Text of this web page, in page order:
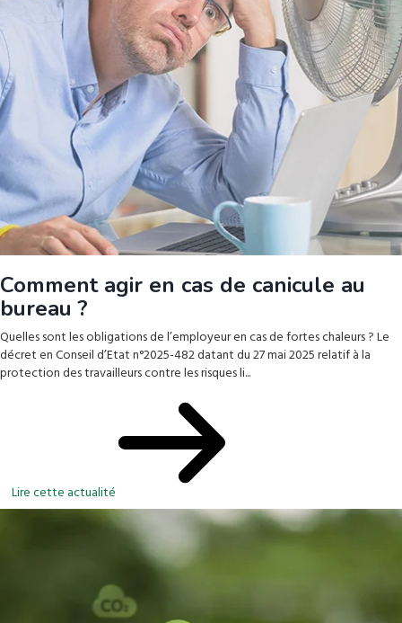
Comment agir en cas de canicule au
bureau ?
Quelles sont les obligations de l’employeur en cas de fortes chaleurs ? Le
décret en Conseil d’Etat n°2025-482 datant du 27 mai 2025 relatif à la
protection des travailleurs contre les risques li...
Lire cette actualité